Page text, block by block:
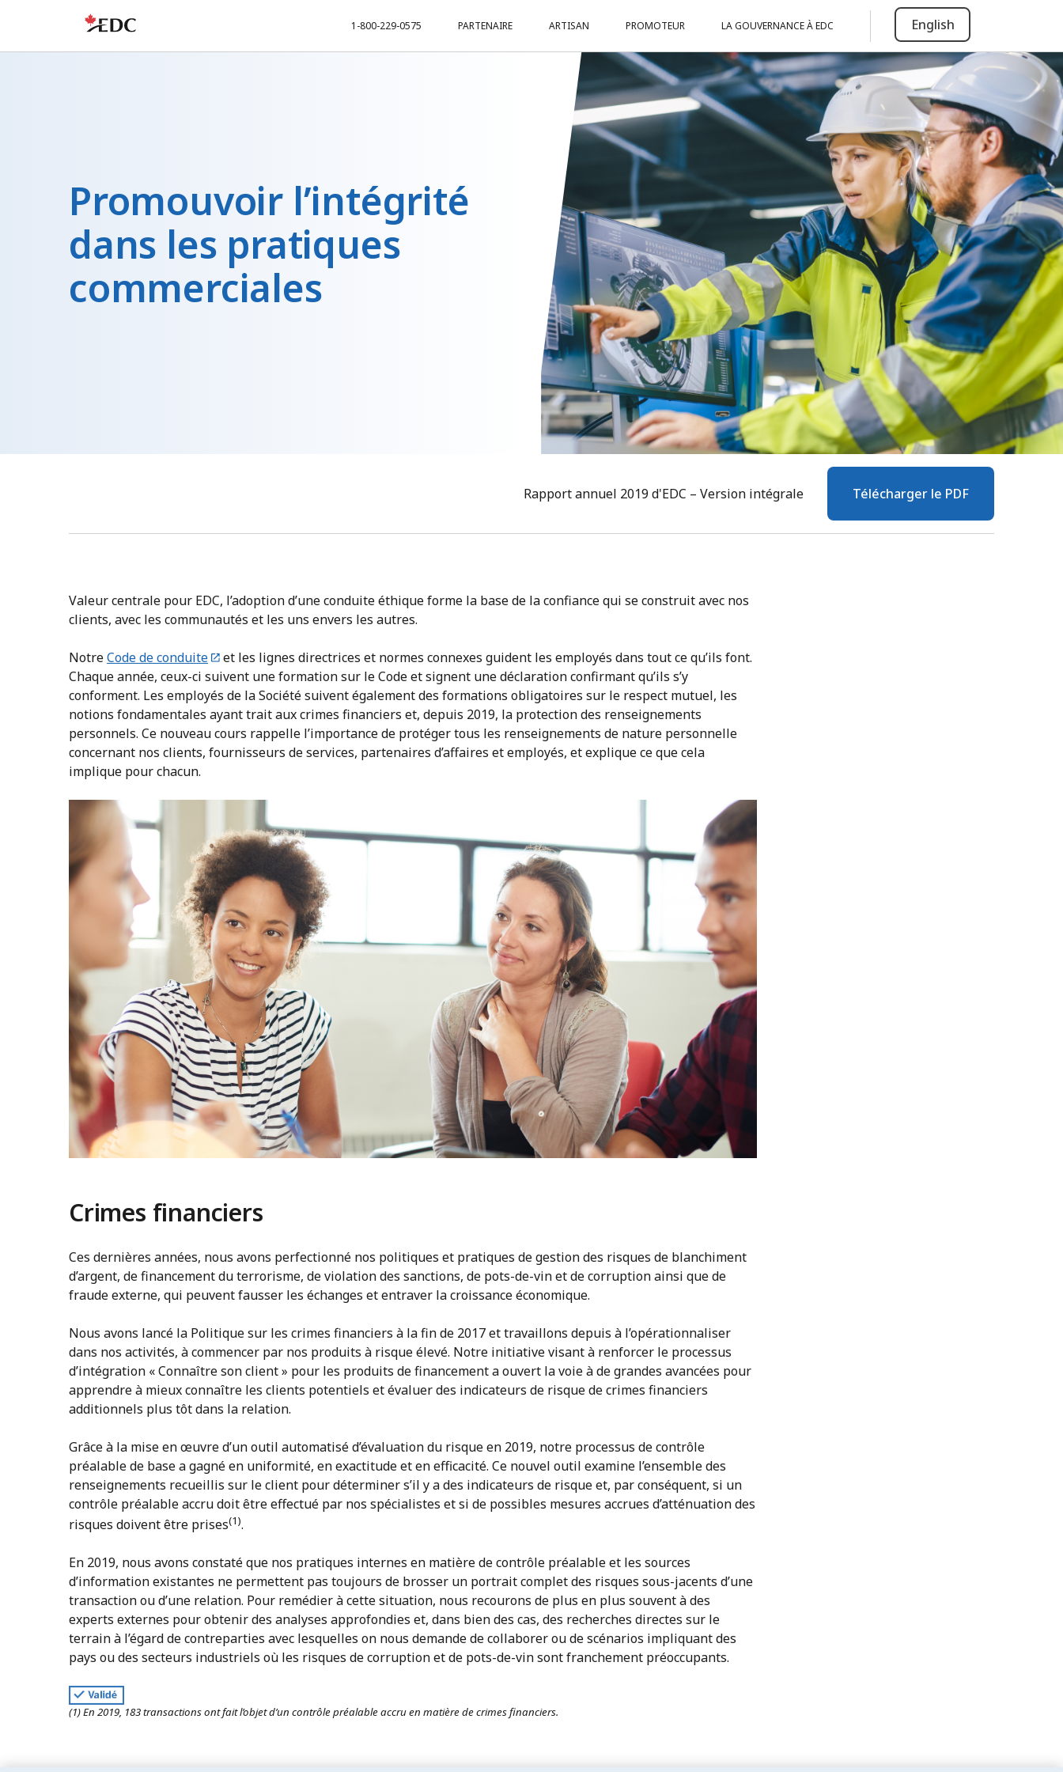
1-800-229-0575 PARTENAIRE ARTISAN PROMOTEUR LA GOUVERNANCE À EDC English
Promouvoir l’intégrité
dans les pratiques
commerciales
Rapport annuel 2019 d'EDC – Version intégrale Télécharger le PDF
Valeur centrale pour EDC, l’adoption d’une conduite éthique forme la base de la confiance qui se construit avec nos
clients, avec les communautés et les uns envers les autres.
NotreCode de conduite
et les lignes directrices et normes connexes guident les employés dans tout ce qu’ils font.
Chaque année, ceux-ci suivent une formation sur le Code et signent une déclaration confirmant qu’ils s’y
conforment. Les employés de la Société suivent également des formations obligatoires sur le respect mutuel, les
notions fondamentales ayant trait aux crimes financiers et, depuis 2019, la protection des renseignements
personnels. Ce nouveau cours rappelle l’importance de protéger tous les renseignements de nature personnelle
concernant nos clients, fournisseurs de services, partenaires d’affaires et employés, et explique ce que cela
implique pour chacun.
Crimes financiers
Ces dernières années, nous avons perfectionné nos politiques et pratiques de gestion des risques de blanchiment
d’argent, de financement du terrorisme, de violation des sanctions, de pots-de-vin et de corruption ainsi que de
fraude externe, qui peuvent fausser les échanges et entraver la croissance économique.
Nous avons lancé la Politique sur les crimes financiers à la fin de 2017 et travaillons depuis à l’opérationnaliser
dans nos activités, à commencer par nos produits à risque élevé. Notre initiativevisant à renforcer le processus
d’intégration « Connaître son client » pour les produits de financement a ouvert la voie à de grandes avancées pour
apprendre à mieux connaître les clients potentiels et évaluer des indicateurs de risque de crimes financiers
additionnels plus tôt dans la relation.
Grâce à la mise en œuvre d’un outil automatisé d’évaluation du risque en 2019, notre processus de contrôle
préalable de base a gagné en uniformité, en exactitude et en efficacité. Ce nouvel outil examine l’ensemble des
renseignements recueillis sur le client pour déterminer s’il y a des indicateurs de risque et, par conséquent, si un
contrôle préalable accru doit être effectué par nos spécialistes et si de possibles mesures accrues d’atténuation des
risques doivent être prises(1).
En 2019, nous avons constaté que nos pratiques internes en matière de contrôle préalable et les sources
d’information existantes ne permettent pas toujours de brosser un portrait complet des risques sous-jacents d’une
transaction ou d’une relation. Pour remédier à cette situation, nous recourons de plus en plus souvent à des
experts externes pour obtenir des analyses approfondies et, dans bien des cas, des recherches directes sur le
terrain à l’égard de contreparties avec lesquelles on nous demande de collaborer ou de scénarios impliquant des
pays ou des secteurs industriels où les risques de corruption et de pots-de-vin sont franchement préoccupants.
(1) En 2019, 183 transactions ont fait l’objet d’un contrôle préalable accru en matière de crimes financiers.